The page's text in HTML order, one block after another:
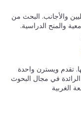
البحث من
الدراسية.
ويسترن واحدة
في مجال البحوث